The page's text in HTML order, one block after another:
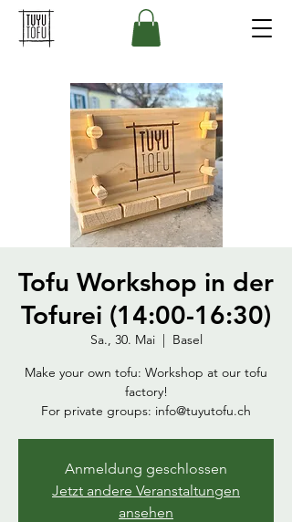
Tofu Workshop in der
Tofurei (14:00-16:30)
Sa., 30. Mai
  |
Basel
Make your own tofu: Workshop at our tofu
factory!
For private groups: info@tuyutofu.ch
Anmeldung geschlossen
Jetzt andere Veranstaltungen
ansehen